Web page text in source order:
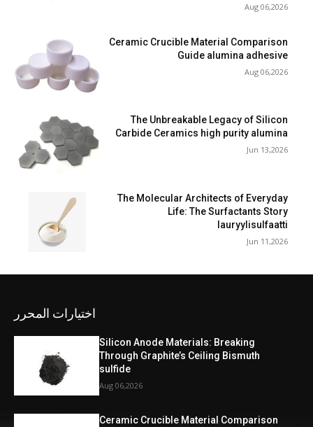
Aug 06,2026
Ceramic Crucible Material Comparison
Guide alumina adhesive
Aug 06,2026
The Unbreakable Legacy of Silicon
Carbide Ceramics high purity alumina
Jun 13,2026
The Molecular Architects of Everyday
Life: The Surfactants Story
lauryylisulfaatti
Jun 11,2026
اختيارات المحرر
Silicon Anode Materials: Breaking
Through Graphite’s Ceiling Bismuth
sulfide
Aug 06,2026
Ceramic Crucible Material Comparison